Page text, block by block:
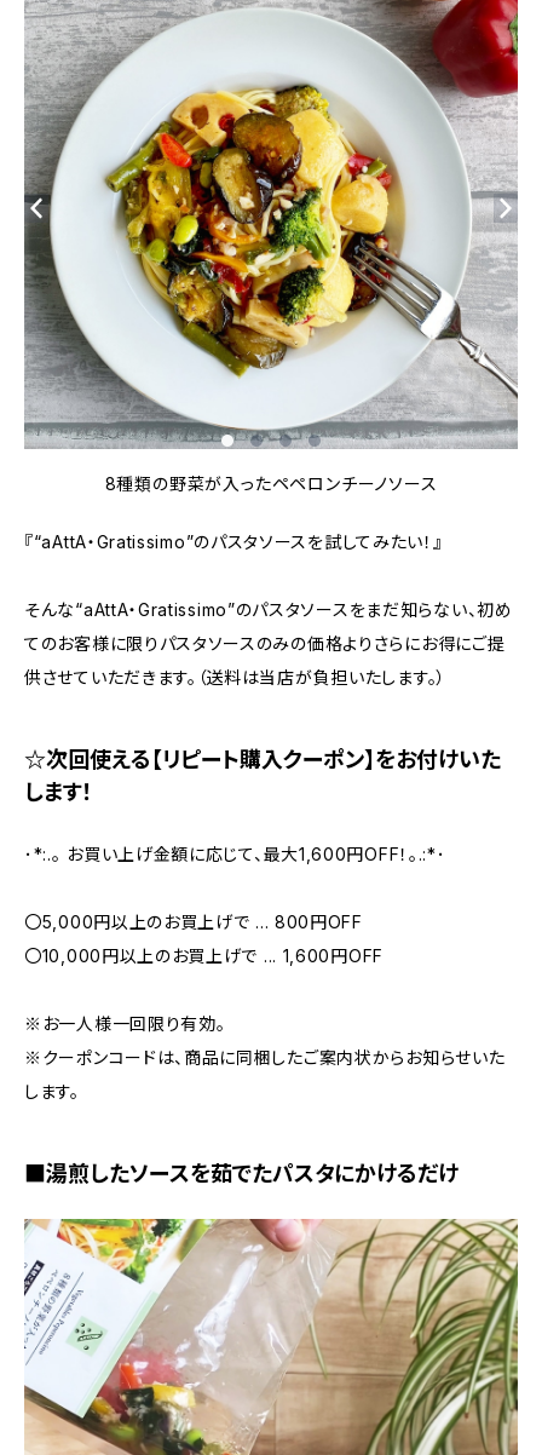
8種類の野菜が入ったペペロンチーノソース
『“aAttA・Gratissimo”のパスタソースを試してみたい！』
そんな“aAttA・Gratissimo”のパスタソースをまだ知らない、初め
てのお客様に限りパスタソースのみの価格よりさらにお得にご提
供させていただきます。（送料は当店が負担いたします。）
☆次回使える【リピート購入クーポン】をお付けいた
します！
･*:.｡ お買い上げ金額に応じて、最大1,600円OFF！｡.:*･
〇5,000円以上のお買上げで ... 800円OFF
〇10,000円以上のお買上げで ... 1,600円OFF
※お一人様一回限り有効。
※クーポンコードは、商品に同梱したご案内状からお知らせいた
します。
■湯煎したソースを茹でたパスタにかけるだけ